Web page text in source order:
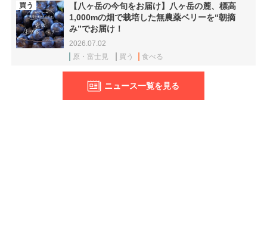
買う
【八ヶ岳の今旬をお届け】八ヶ岳の麓、標高
1,000mの畑で栽培した無農薬ベリーを“朝摘
み”でお届け！
2026.07.02
原・富士見
買う 食べる
ニュース一覧を見る